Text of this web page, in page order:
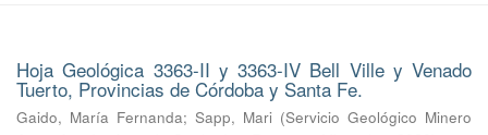
Hoja Geológica 3363-II y 3363-IV Bell Ville y Venado
Tuerto, Provincias de Córdoba y Santa Fe.
Gaido, María Fernanda; Sapp, Mari (Servicio Geológico Minero